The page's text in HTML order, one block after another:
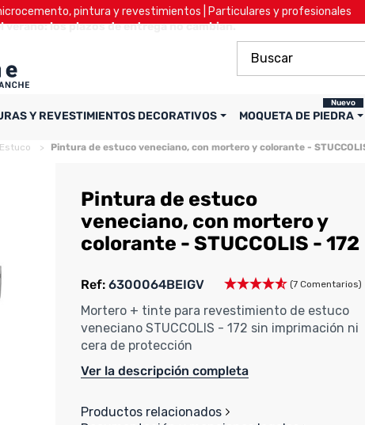
pintura y revestimientos | Particulares y profesionales
los plazos de entrega no cambian.
Y REVESTIMIENTOS DECORATIVOS MOQUETA DE PIEDRA
Nuevo
Estuco Pintura de estuco veneciano, con mortero y colorante -
Pintura de estuco
veneciano, con mortero y
colorante - STUCCOLIS - 172
Ref: 6300064BEIGV (7 Comentarios)
Mortero + tinte para revestimiento de estuco
veneciano STUCCOLIS - 172 sin imprimación ni
cera de protección
Ver la descripción completa
Productos relacionados